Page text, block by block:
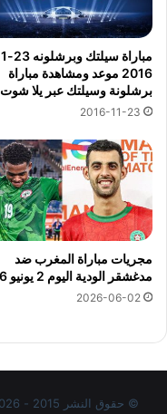
2016 موعد ومشاهدة مباراة
برشلونة وسيلتك عبر يلا شوت
2016-11-23
مجريات مباراة المغرب ضد
مدغشقر الودية اليوم 2 يونيو 2026
2026-06-02
© حقوق النشر 2015 - 2026، جميع الحقوق محفوظة | الصفحة العربية